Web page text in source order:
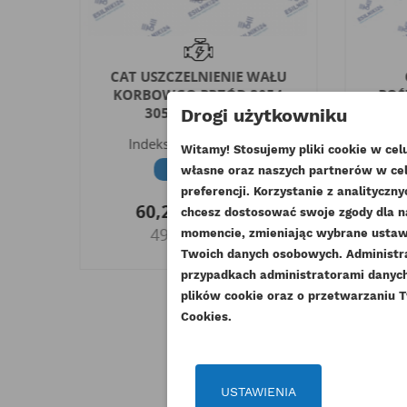
CAT USZCZELNIENIE WAŁU
KORBOWGO PRZÓD 3054
3056 ORYGINAŁ
Indeks
288-0422-ORG
Dostępny
60,27 złBrutto
49,00 złNetto
Drogi użytkowniku
Witamy! Stosujemy pliki cookie w
własne oraz naszych partnerów w
preferencji. Korzystanie z
chcesz dostosować swoje zgody dla
momencie, zmieniając wybrane
Twoich danych osobowych.
przypadkach administratorami
plików cookie oraz o przetwarzaniu
Cookies.
USTAWIENIA